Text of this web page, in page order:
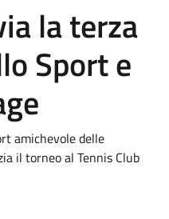
la terza
Sport e
amichevole delle
il torneo al Tennis Club